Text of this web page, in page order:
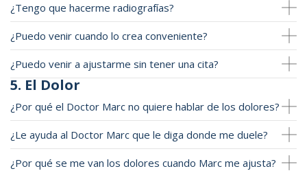
¿Tengo que hacerme radiografías?
¿Puedo venir cuando lo crea conveniente?
¿Puedo venir a ajustarme sin tener una cita?
5. El Dolor
¿Por qué el Doctor Marc no quiere hablar de los dolores?
¿Le ayuda al Doctor Marc que le diga donde me duele?
¿Por qué se me van los dolores cuando Marc me ajusta?